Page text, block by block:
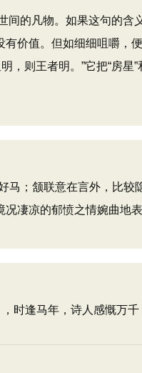
的凡物。如果这句的含
价值。但如细细咀嚼，
则王者明。”它把“房星”
马；颔联意在言外，比较
凄凉的郁愤之情婉曲地表
时逢马年，诗人感慨万